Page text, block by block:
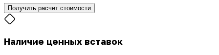
Получить расчет стоимости
Наличие ценных вставок